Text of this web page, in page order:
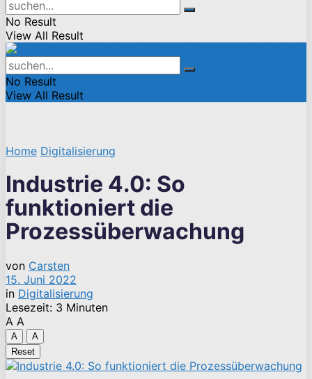
No Result
View All Result
No Result
View All Result
Home Digitalisierung
Industrie 4.0: So
funktioniert die
Prozessüberwachung
von Carsten
15. Juni 2022
in Digitalisierung
Lesezeit: 3 Minuten
A A
A
A
Reset